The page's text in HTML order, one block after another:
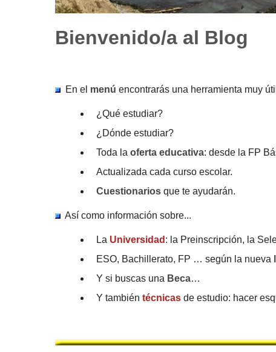
Bienvenido/a al Blog
En el menúencontrarás una herramienta muy
¿Qué estudiar?
¿Dónde estudiar?
Toda la oferta educativa: desde la FP
Actualizada cada curso escolar.
Cuestionarios que te ayudarán.
Así como información sobre...
La Universidad : la Preinscripción, la
ESO, Bachillerato, FP … según la nueva
Y si buscas una Beca…
Y también técnicas de estudio: hacer